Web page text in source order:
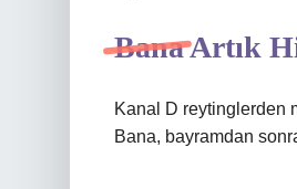
Bana Artık
Kanal D reytinglerden
Bana, bayramdan